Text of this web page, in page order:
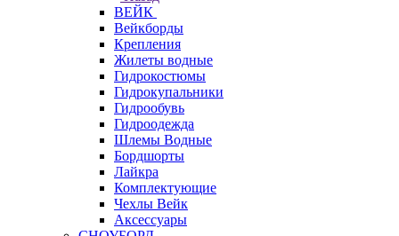
ВЕЙК
Вейкборды
Крепления
Жилеты водные
Гидрокостюмы
Гидрокупальники
Гидрообувь
Гидроодежда
Шлемы Водные
Бордшорты
Лайкра
Комплектующие
Чехлы Вейк
Аксессуары